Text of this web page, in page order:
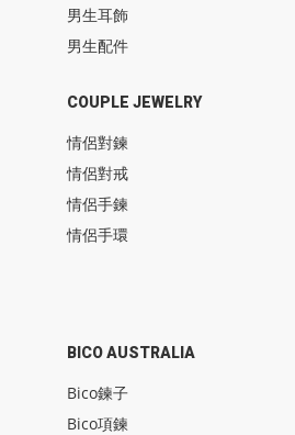
男生耳飾
男生配件
COUPLE JEWELRY
情侶對鍊
情侶對戒
情侶手鍊
情侶手環
BICO AUSTRALIA
Bico鍊子
Bico項鍊